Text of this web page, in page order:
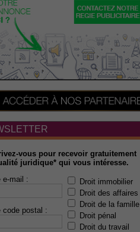
vous pour recevoir gratuitement
juridique* qui vous intéresse.
e-mail :
code postal :
Droit immobilier
Droit des affaires
Droit de la famille
Droit pénal
Droit du travail